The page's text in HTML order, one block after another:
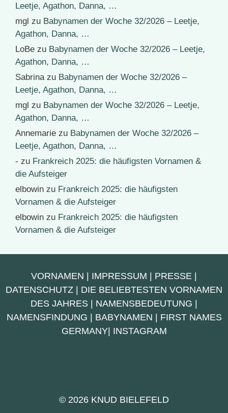
Leetje, Agathon, Danna, …
mgl zu Babynamen der Woche 32/2026 – Leetje,
Agathon, Danna, …
LoBe zu Babynamen der Woche 32/2026 – Leetje,
Agathon, Danna, …
Sabrina zu Babynamen der Woche 32/2026 –
Leetje, Agathon, Danna, …
mgl zu Babynamen der Woche 32/2026 – Leetje,
Agathon, Danna, …
Annemarie zu Babynamen der Woche 32/2026 –
Leetje, Agathon, Danna, …
- zu Frankreich 2025: die häufigsten Vornamen &
die Aufsteiger
elbowin zu Frankreich 2025: die häufigsten
Vornamen & die Aufsteiger
elbowin zu Frankreich 2025: die häufigsten
Vornamen & die Aufsteiger
VORNAMEN | IMPRESSUM | PRESSE |
DATENSCHUTZ | DIE BELIEBTESTEN VORNAMEN
DES JAHRES | NAMENSBEDEUTUNG |
NAMENSFINDUNG | BABYNAMEN | FIRST NAMES
GERMANY| INSTAGRAM
© 2026 KNUD BIELEFELD